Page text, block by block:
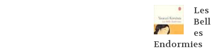
Les
Bell
es
Endormies